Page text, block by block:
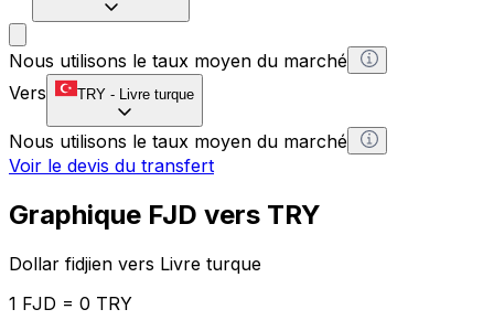
Nous utilisons le taux moyen du marché
Vers
TRY - Livre turque
Nous utilisons le taux moyen du marché
Voir le devis du transfert
Graphique FJD vers TRY
Dollar fidjien vers Livre turque
1 FJD = 0 TRY